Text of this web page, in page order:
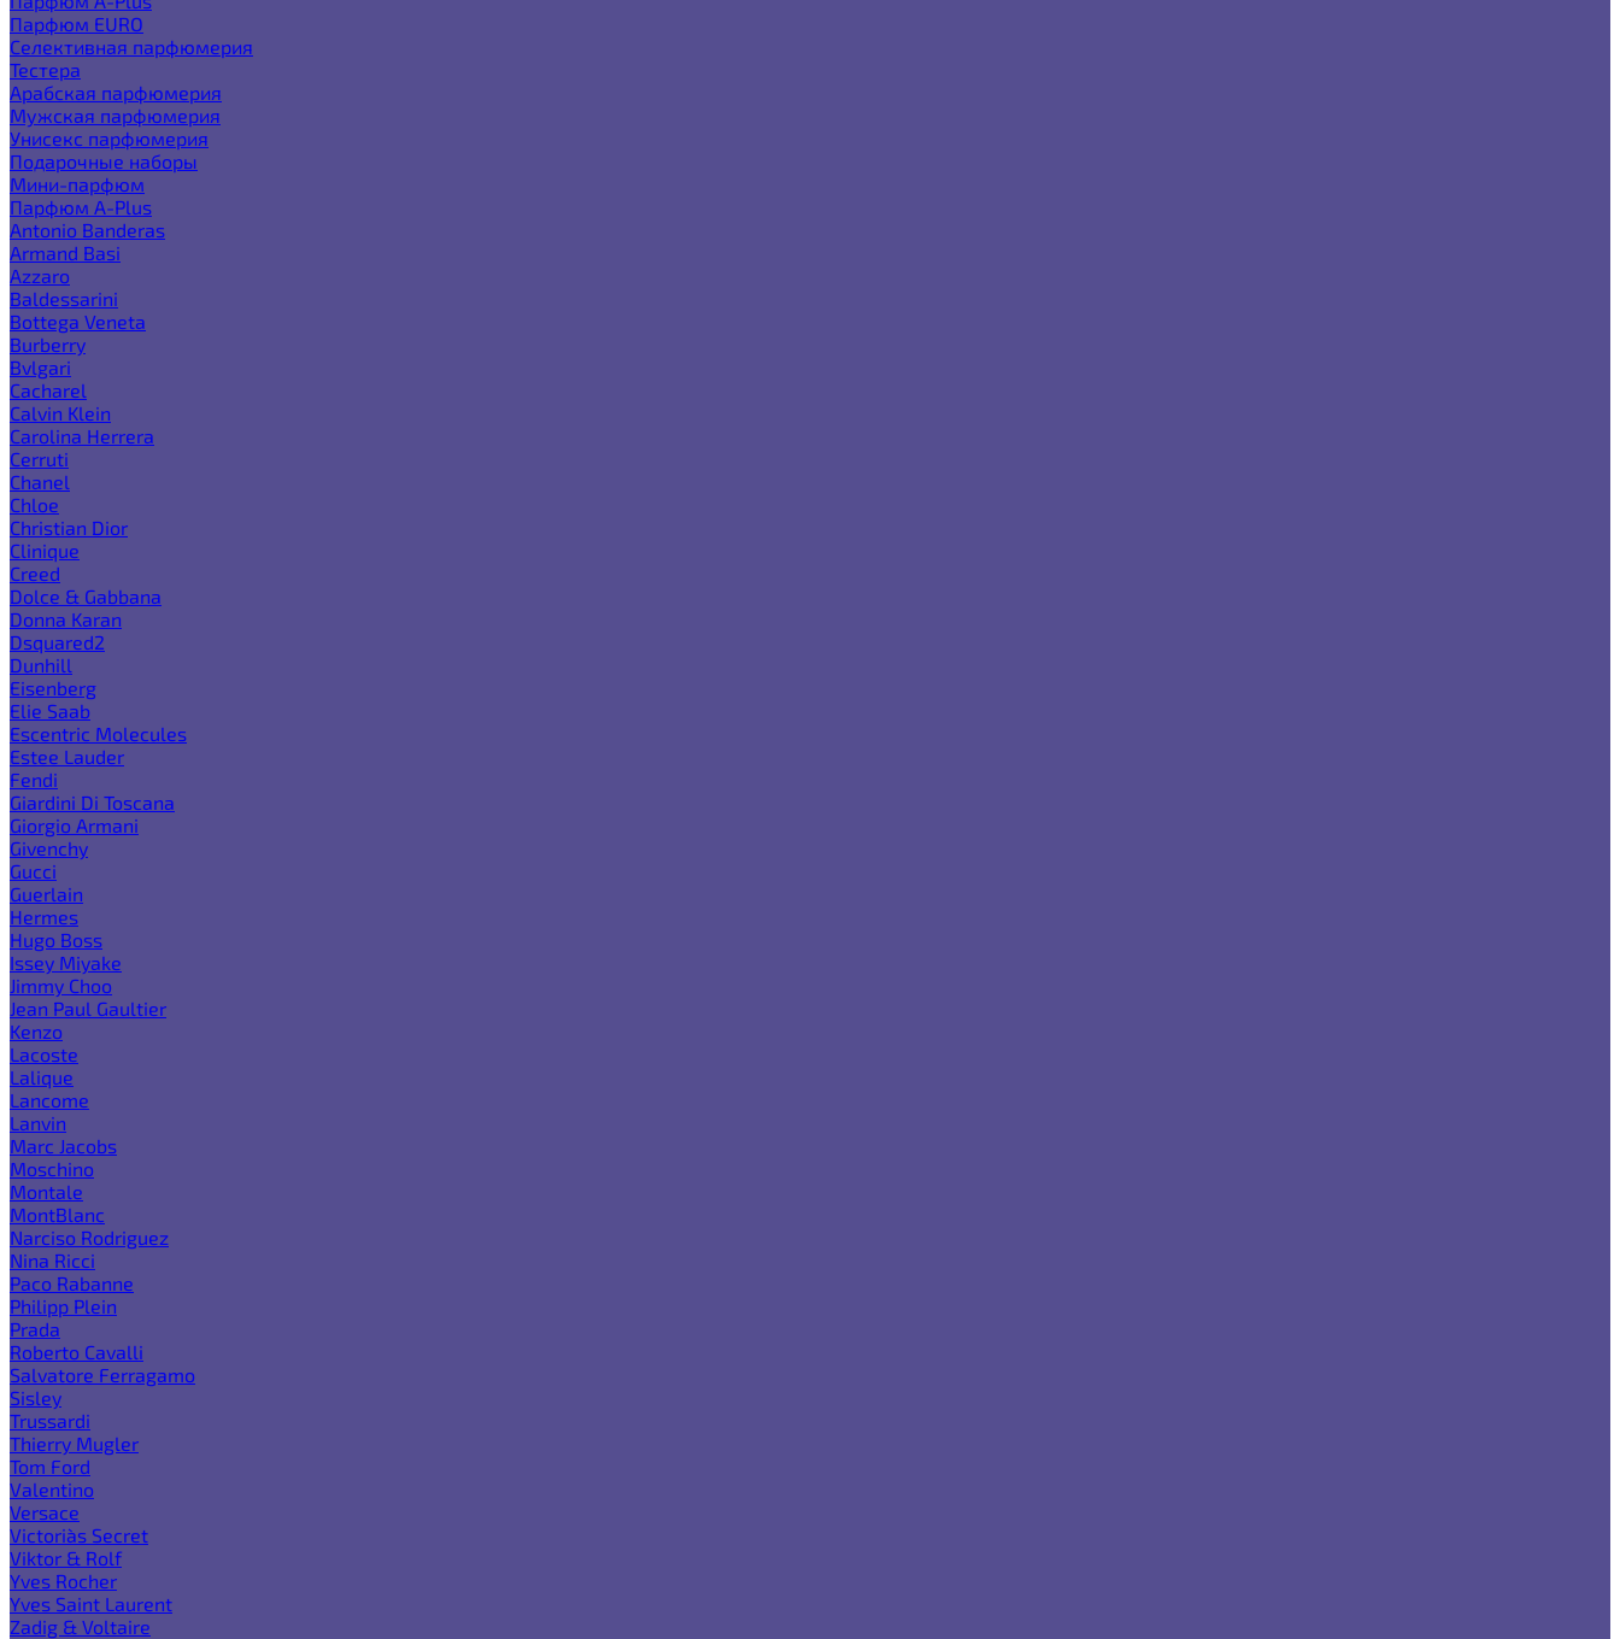
Парфюм EURO
Селективная парфюмерия
Тестера
Арабская парфюмерия
Мужская парфюмерия
Унисекс парфюмерия
Подарочные наборы
Мини-парфюм
Парфюм A-Plus
Antonio Banderas
Armand Basi
Azzaro
Baldessarini
Bottega Veneta
Burberry
Bvlgari
Cacharel
Calvin Klein
Carolina Herrera
Cerruti
Chanel
Chloe
Christian Dior
Clinique
Creed
Dolce & Gabbana
Donna Karan
Dsquared2
Dunhill
Eisenberg
Elie Saab
Escentric Molecules
Estee Lauder
Fendi
Giardini Di Toscana
Giorgio Armani
Givenchy
Gucci
Guerlain
Hermes
Hugo Boss
Issey Miyake
Jimmy Choo
Jean Paul Gaultier
Kenzo
Lacoste
Lalique
Lancome
Lanvin
Marc Jacobs
Moschino
Montale
MontBlanc
Narciso Rodriguez
Nina Ricci
Paco Rabanne
Philipp Plein
Prada
Roberto Cavalli
Salvatore Ferragamo
Sisley
Trussardi
Thierry Mugler
Tom Ford
Valentino
Versace
Victoria`s Secret
Viktor & Rolf
Yves Rocher
Yves Saint Laurent
Zadig & Voltaire